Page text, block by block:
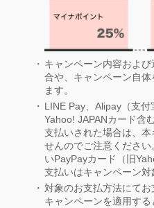
キャンペーン内容およ
合や、キャンペーン自
ます。
LINE Pay、Alipay（支
Yahoo! JAPANカード含
支払いされた場合は、
せんのでご注意くださ
いPayPayカード（旧
支払いはキャンペーン対
対象のお支払方法にて
キャンペーンを適用す